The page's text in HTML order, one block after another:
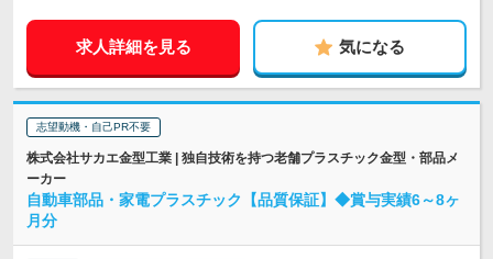
求人詳細を見る 気になる
志望動機・自己PR不要
株式会社サカエ金型工業 | 独自技術を持つ老舗プラスチック金型・部品メ
ーカー
自動車部品・家電プラスチック【品質保証】◆賞与実績6～8ヶ
月分